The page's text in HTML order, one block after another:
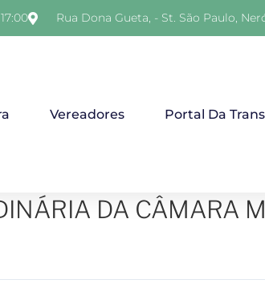
Rua Dona Gueta, - St. São Paulo,
Vereadores Portal Da
DA CÂMARA